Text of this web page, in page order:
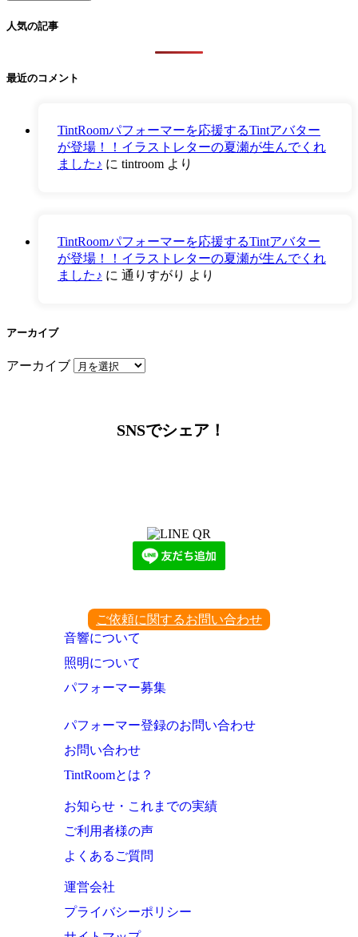
人気の記事
最近のコメント
TintRoomパフォーマーを応援するTintアバター
が登場！！イラストレターの夏瀬が生んでくれ
ました♪ に tintroom より
TintRoomパフォーマーを応援するTintアバター
が登場！！イラストレターの夏瀬が生んでくれ
ました♪ に 通りすがり より
アーカイブ
アーカイブ
SNSでシェア！
ご依頼に関するお問い合わせ
音響について
照明について
パフォーマー募集
パフォーマー登録のお問い合わせ
お問い合わせ
TintRoomとは？
お知らせ・これまでの実績
ご利用者様の声
よくあるご質問
運営会社
プライバシーポリシー